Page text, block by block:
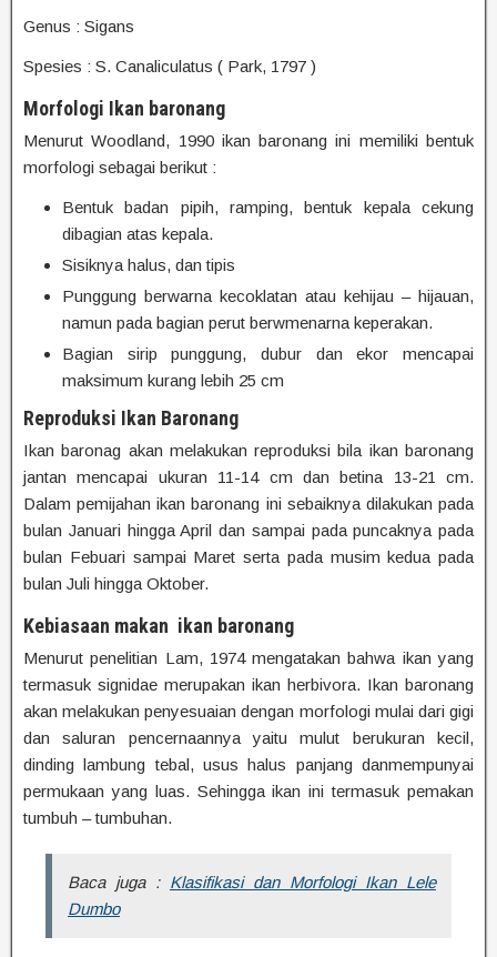
Genus : Sigans
Spesies : S. Canaliculatus ( Park, 1797 )
Morfologi Ikan baronang
Menurut Woodland, 1990 ikan baronang ini memiliki bentuk
morfologi sebagai berikut :
Bentuk badan pipih, ramping, bentuk kepala cekung
dibagian atas kepala.
Sisiknya halus, dan tipis
Punggung berwarna kecoklatan atau kehijau – hijauan,
namun pada bagian perut berwmenarna keperakan.
Bagian sirip punggung, dubur dan ekor mencapai
maksimum kurang lebih 25 cm
Reproduksi Ikan Baronang
Ikan baronag akan melakukan reproduksi bila ikan baronang
jantan mencapai ukuran 11-14 cm dan betina 13-21 cm.
Dalam pemijahan ikan baronang ini sebaiknya dilakukan pada
bulan Januari hingga April dan sampai pada puncaknya pada
bulan Febuari sampai Maret serta pada musim kedua pada
bulan Juli hingga Oktober.
Kebiasaan makan ikan baronang
Menurut penelitian Lam, 1974 mengatakan bahwa ikan yang
termasuk signidae merupakan ikan herbivora. Ikan baronang
akan melakukan penyesuaian dengan morfologi mulai dari gigi
dan saluran pencernaannya yaitu mulut berukuran kecil,
dinding lambung tebal, usus halus panjang danmempunyai
permukaan yang luas. Sehingga ikan ini termasuk pemakan
tumbuh – tumbuhan.
Baca juga : Klasifikasi dan Morfologi Ikan Lele
Dumbo